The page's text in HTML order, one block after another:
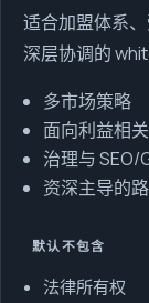
适合加盟体系
深层协调的
多市场策略
面向利益相
治理与 SEO/
资深主导的
默认不包含
法律所有权